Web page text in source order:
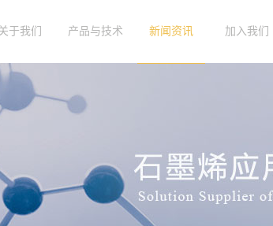
于我们 产品与技术 新闻资讯 加入我们